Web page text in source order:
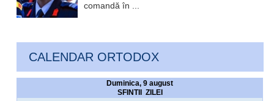
comandă în ...
CALENDAR ORTODOX
Duminica, 9 august
SFINTII ZILEI